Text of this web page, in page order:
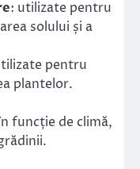
: utilizate pentru
solului și a
pentru
plantelor.
funcție de climă,